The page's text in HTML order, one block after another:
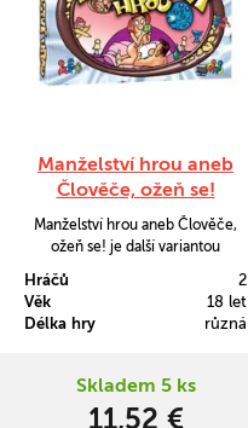
Manželství hrou aneb
Člověče, ožeň se!
Manželství hrou aneb Člověče,
ožeň se! je další variantou
bestsellerech jakými jsou
Člověče, napij se a Harašeníčku
se hrá zabývá klasickými
tedy zaručena!
Hráčů
2
Věk
18 let
Délka hry
různá
Skladem 5 ks
11,52 €